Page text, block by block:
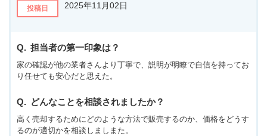
投稿日 2025年11月02日
担当者の第一印象は？
家の確認が他の業者さんより丁寧で、説明が明瞭で自信を持ってお
り任せても安心だと思えた。
どんなことを相談されましたか？
高く売却するためにどのような方法で販売するのか、価格をどうす
るのが適切かを相談しましまた。